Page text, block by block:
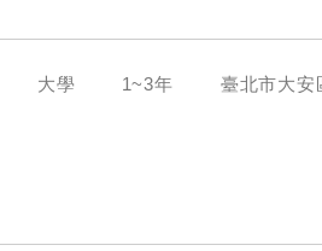
大學 1~3年 臺北市大安